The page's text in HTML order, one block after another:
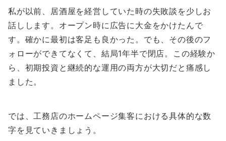
私が以前、居酒屋を経営していた時の失敗談を少しお
話しします。オープン時に広告に大金をかけたんで
す。確かに最初は客足も良かった。でも、その後のフ
ォローができてなくて、結局1年半で閉店。この経験か
ら、初期投資と継続的な運用の両方が大切だと痛感し
ました。
では、工務店のホームページ集客における具体的な数
字を見ていきましょう。